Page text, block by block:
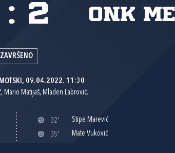
ONK
: 2
ZAVRŠENO
09.04.2022. 11:30
Mario Matijaš, Mladen Labrović.
32'
Stipe Marević
35'
Mate Vuković